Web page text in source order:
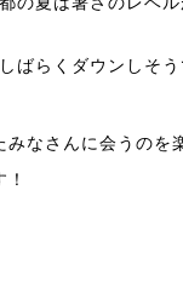
ばらくダウンしそ
みなさんに会うのを
！